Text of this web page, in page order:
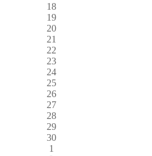
18
19
20
21
22
23
24
25
26
27
28
29
30
1